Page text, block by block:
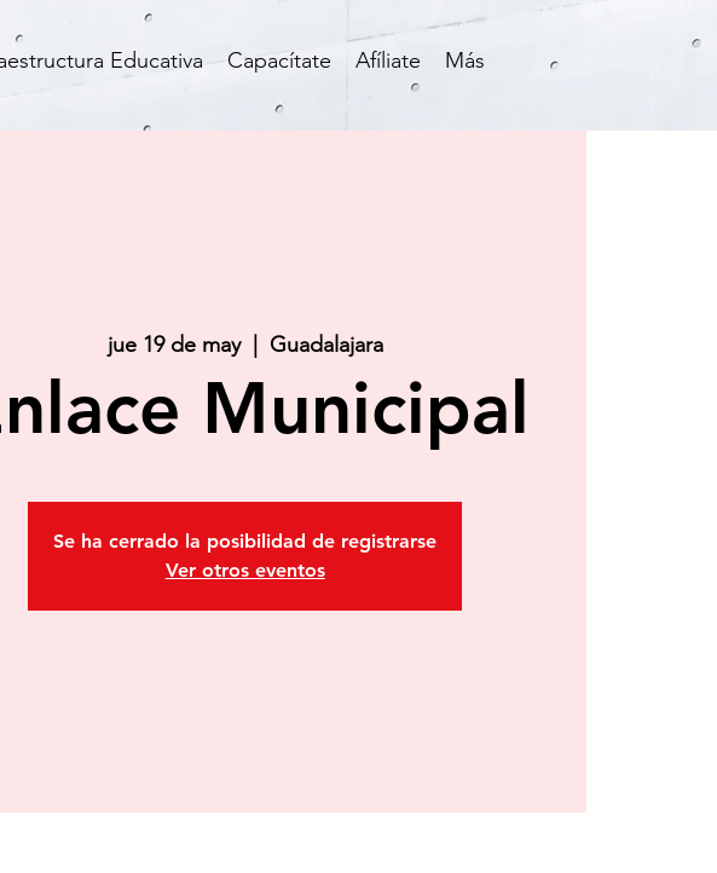
Educativa Capacítate Afíliate Más
jue 19 de may
  |
Guadalajara
Municipal
Se ha cerrado la posibilidad de registrarse
Ver otros eventos